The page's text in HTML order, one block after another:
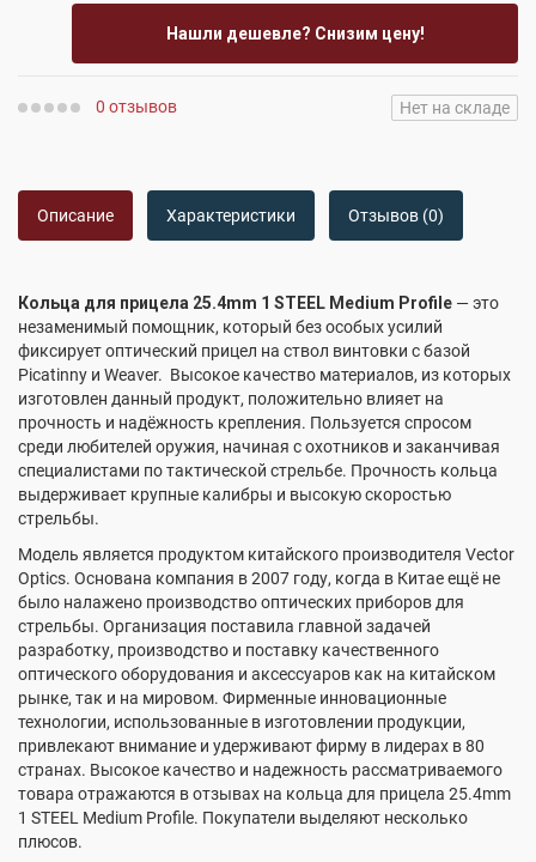
Нашли дешевле? Снизим цену!
0 отзывов Нет на складе
Описание Характеристики Отзывов (0)
Кольца для прицела 25.4mm 1 STEEL Medium Profile — это
незаменимый помощник, который без особых усилий
фиксирует оптический прицел на ствол винтовки с базой
Picatinny и Weaver. Высокое качество материалов, из которых
изготовлен данный продукт, положительно влияет на
прочность и надёжность крепления. Пользуется спросом
среди любителей оружия, начиная с охотников и заканчивая
специалистами по тактической стрельбе. Прочность кольца
выдерживает крупные калибры и высокую скоростью
стрельбы.
Модель является продуктом китайского производителя Vector
Optics. Основана компания в 2007 году, когда в Китае ещё не
было налажено производство оптических приборов для
стрельбы. Организация поставила главной задачей
разработку, производство и поставку качественного
оптического оборудования и аксессуаров как на китайском
рынке, так и на мировом. Фирменные инновационные
технологии, использованные в изготовлении продукции,
привлекают внимание и удерживают фирму в лидерах в 80
странах. Высокое качество и надежность рассматриваемого
товара отражаются в отзывах на кольца для прицела 25.4mm
1 STEEL Medium Profile. Покупатели выделяют несколько
плюсов.